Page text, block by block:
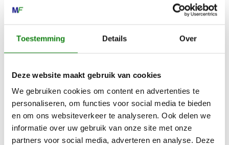
Toestemming Details Over
Deze website maakt gebruik van cookies
We gebruiken cookies om content en advertenties te
personaliseren, om functies voor social media te bieden
en om ons websiteverkeer te analyseren. Ook delen we
informatie over uw gebruik van onze site met onze
partners voor social media, adverteren en analyse. Deze
€